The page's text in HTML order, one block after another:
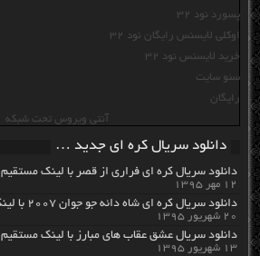
پسورد نود 32
اوکلی لایسنس رایگان نود 32
خرید لایسنس نود 32
سئو سایت
رایگان
آنتی ویروس تحت شبکه
دانلود سریال کره ای جدید …
دانلود سریال کره ای فراری از قصر با لینک مستقیم
۱۲ مهر ۱۳۹۵
دانلود سریال کره ای شاه دائه جو جوان ۲۰۰۷ با لینک مستقیم
۲۰ شهریور ۱۳۹۵
دانلود سریال عشق عقاب های مبارز با لینک مستقیم
۱۳ شهریور ۱۳۹۵